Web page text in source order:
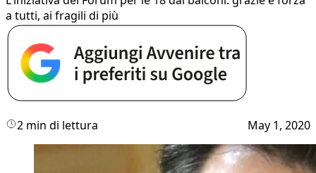
a tutti, ai fragili di più
2 min di lettura May 1, 2020